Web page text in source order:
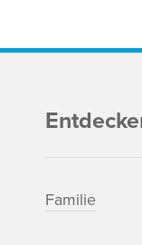
Familie